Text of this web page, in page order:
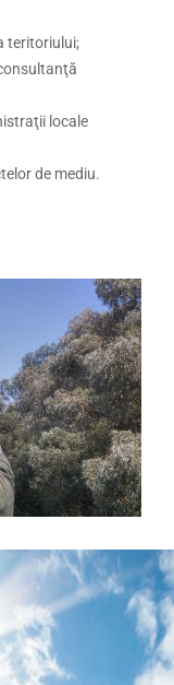
teritoriului;
locale
de mediu.